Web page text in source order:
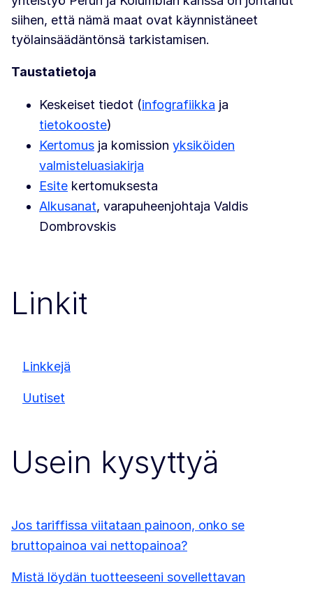
siihen, että nämä maat ovat käynnistäneet
työlainsäädäntönsä tarkistamisen.
Taustatietoja
Keskeiset tiedot (infografiikka ja
tietokooste)
Kertomus ja komission yksiköiden
valmisteluasiakirja
Esite kertomuksesta
Alkusanat, varapuheenjohtaja Valdis
Dombrovskis
Linkit
Linkkejä
Uutiset
Usein kysyttyä
Jos tariffissa viitataan painoon, onko se
bruttopainoa vai nettopainoa?
Mistä löydän tuotteeseeni sovellettavan